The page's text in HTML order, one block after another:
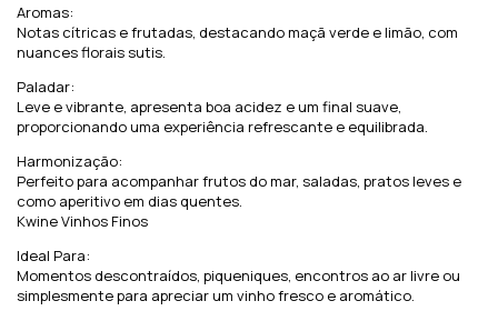
Aromas:
Notas cítricas e frutadas, destacando maçã verde e limão, com
nuances florais sutis.
Paladar:
Leve e vibrante, apresenta boa acidez e um final suave,
proporcionando uma experiência refrescante e equilibrada.
Harmonização:
Perfeito para acompanhar frutos do mar, saladas, pratos leves e
como aperitivo em dias quentes.
Kwine Vinhos Finos
Ideal Para:
Momentos descontraídos, piqueniques, encontros ao ar livre ou
simplesmente para apreciar um vinho fresco e aromático.